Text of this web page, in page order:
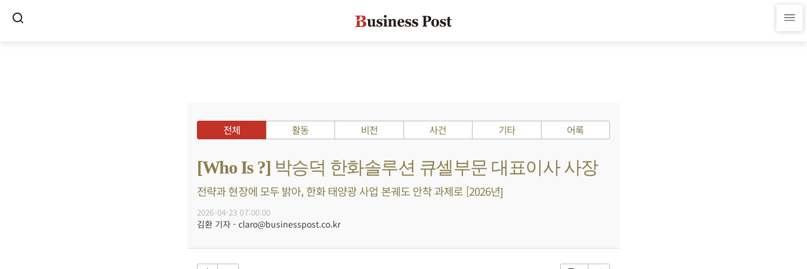
전체 활동 비전 사건 기타 어록
[Who Is ?] 박승덕 한화솔루션 큐셀부문 대표이사 사장
전략과 현장에 모두 밝아, 한화 태양광 사업 본궤도 안착 과제로 [2026년]
2026-04-23 07:00:00
김환 기자 - claro@businesspost.co.kr